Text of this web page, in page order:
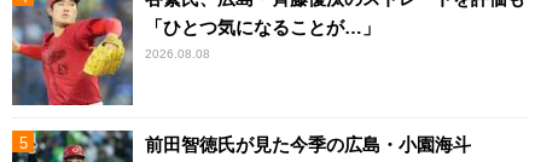
「ひとつ気になることが…」
2026.08.08
前田智徳氏が見た今季の広島・小園海斗